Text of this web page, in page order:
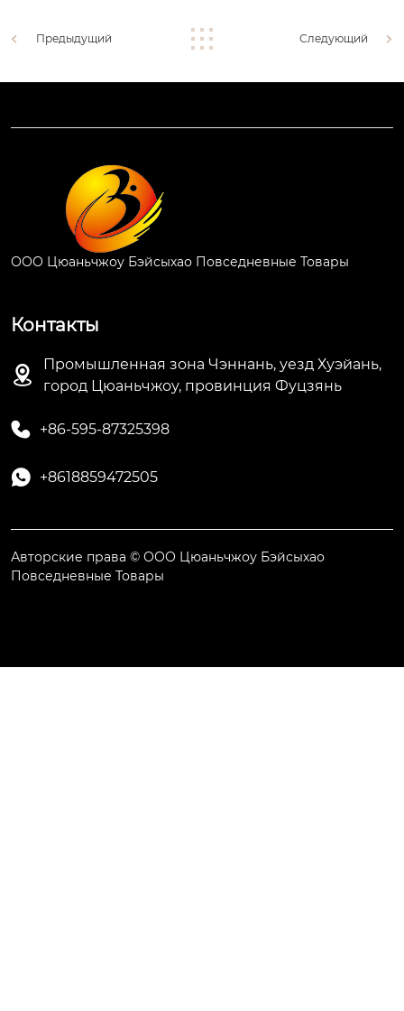
Предыдущий Следующий
ООО Цюаньчжоу Бэйсыхао Повседневные Товары
Контакты

Промышленная зона Чэннань, уезд Хуэйань,
город Цюаньчжоу, провинция Фуцзянь
 +86-595-87325398
 +8618859472505
Авторские права © ООО Цюаньчжоу Бэйсыхао
Повседневные Товары